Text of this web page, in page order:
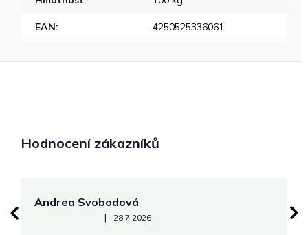
EAN: 4250525336061
Hodnocení zákazníků
Andrea Svobodová
Hodnocení obchodu je 5 z 5 hvězdiček.
| 28.7.2026